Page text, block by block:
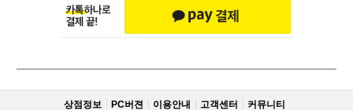
상점정보 PC버젼 이용안내 고객센터 커뮤니티